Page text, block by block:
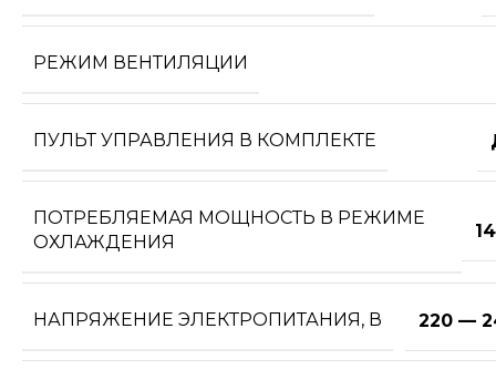
РЕЖИМ ВЕНТИЛЯЦИИ
ПУЛЬТ УПРАВЛЕНИЯ В КОМПЛЕКТЕ
ПОТРЕБЛЯЕМАЯ МОЩНОСТЬ В РЕЖИМЕ
ОХЛАЖДЕНИЯ
НАПРЯЖЕНИЕ ЭЛЕКТРОПИТАНИЯ, В 220 —